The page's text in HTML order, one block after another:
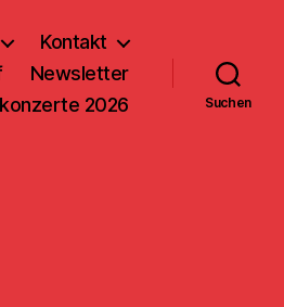
Kontakt
Newsletter
2026
Suchen